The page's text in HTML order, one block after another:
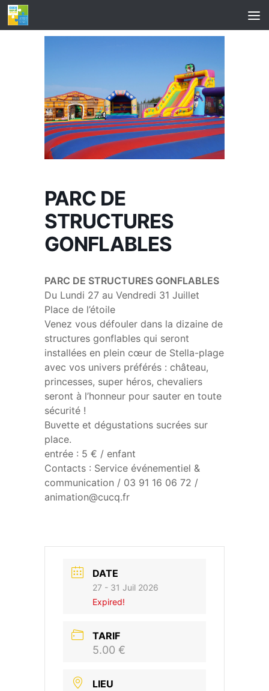
Skip to content
PARC DE
STRUCTURES
GONFLABLES
PARC DE STRUCTURES GONFLABLES
Du Lundi 27 au Vendredi 31 Juillet
Place de l’étoile
Venez vous défouler dans la dizaine de
structures gonflables qui seront
installées en plein cœur de Stella-plage
avec vos univers préférés : château,
princesses, super héros, chevaliers
seront à l’honneur pour sauter en toute
sécurité !
Buvette et dégustations sucrées sur
place.
entrée : 5 € / enfant
Contacts : Service événementiel &
communication / 03 91 16 06 72 /
animation@cucq.fr
DATE
27 - 31 Juil 2026
Expired!
TARIF
5.00 €
LIEU